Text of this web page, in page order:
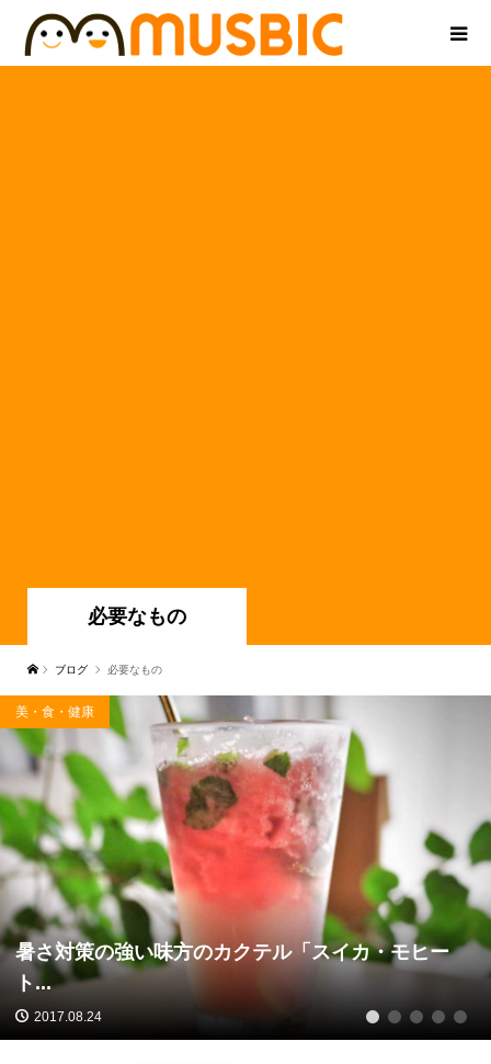
必要なもの
ブログ 必要なもの
美・食・健康
暑さ対策の強い味方のカクテル「スイカ・モヒー
ト...
2017.08.24 1 2 3 4 5